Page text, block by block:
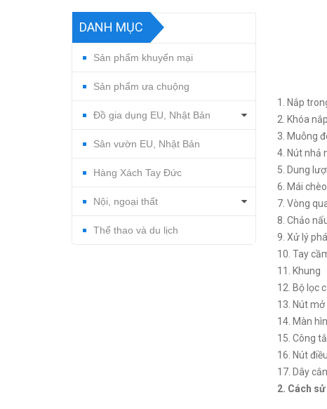
1. Nắp
2. Khóa
3. Muỗng
4. Nút nhả
5. Dung
6. Mái
7. Vòng
8. Chảo
9. Xử lý
10. Tay
11. Khung
12. Bộ lọc
13. Nút mở
14. Màn
15. Công
16. Nút
17. Dây
2. Cách
DANH MỤC
Sản phẩm khuyến mại
Sản phẩm ưa chuộng
Đồ gia dụng EU, Nhật Bản
Sân vườn EU, Nhật Bản
Hàng Xách Tay Đức
Nội, ngoại thất
Thể thao và du lịch